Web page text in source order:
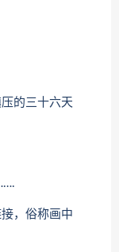
的三十六天
，俗称画中